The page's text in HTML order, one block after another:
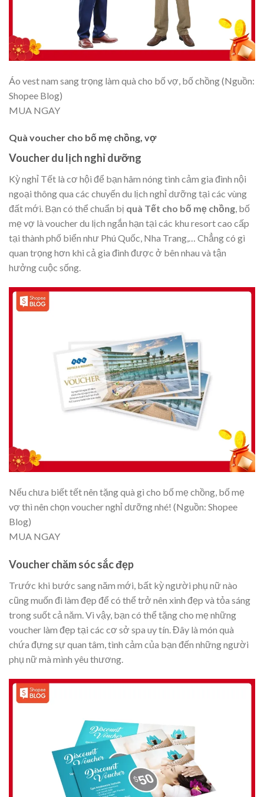
Áo vest nam sang trọng làm quà cho bố vợ, bố chồng (Nguồn:
Shopee Blog)
MUA NGAY
Quà voucher cho bố mẹ chồng, vợ
Voucher du lịch nghỉ dưỡng
Kỳ nghỉ Tết là cơ hội để bạn hâm nóng tình cảm gia đình nội
ngoại thông qua các chuyến du lịch nghỉ dưỡng tại các vùng
đất mới. Bạn có thể chuẩn bị quà Tết cho bố mẹ chồng, bố
mẹ vợ là voucher du lịch ngắn hạn tại các khu resort cao cấp
tại thành phố biển như Phú Quốc, Nha Trang,… Chẳng có gì
quan trọng hơn khi cả gia đình được ở bên nhau và tận
hưởng cuộc sống.
Nếu chưa biết tết nên tặng quà gì cho bố mẹ chồng, bố mẹ
vợ thì nên chọn voucher nghỉ dưỡng nhé! (Nguồn: Shopee
Blog)
MUA NGAY
Voucher chăm sóc sắc đẹp
Trước khi bước sang năm mới, bất kỳ người phụ nữ nào
cũng muốn đi làm đẹp để có thể trở nên xinh đẹp và tỏa sáng
trong suốt cả năm. Vì vậy, bạn có thể tặng cho mẹ những
voucher làm đẹp tại các cơ sở spa uy tín. Đây là món quà
chứa đựng sự quan tâm, tình cảm của bạn đến những người
phụ nữ mà mình yêu thương.